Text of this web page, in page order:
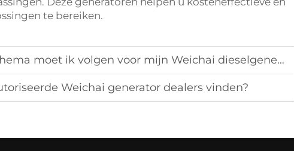
te bereiken.
moet ik volgen voor mijn Weichai dieselgenerator?
Weichai generator dealers vinden?